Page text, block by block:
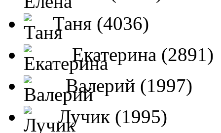
Таня (4036)
Екатерина (2891)
Валерий (1997)
Лучик (1995)